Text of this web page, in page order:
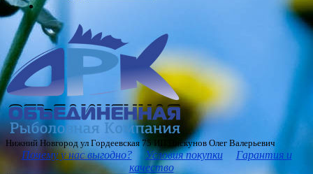
Нижний Новгород ул Гордеевская 75 ИП Пискунов Олег Валерьевич
Почему у нас выгодно? Условия покупки
Гарантия и
качество